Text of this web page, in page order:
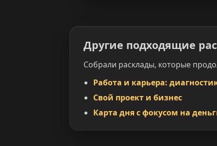
Другие подходящие
Собрали расклады, которые
Работа и карьера:
Свой проект и бизнес
Карта дня с фокусом на